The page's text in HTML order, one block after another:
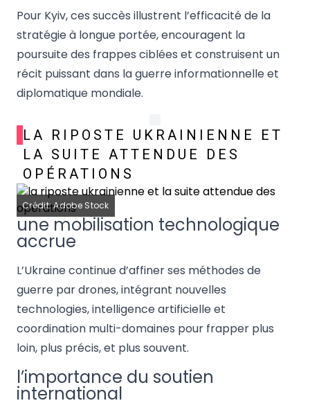
Pour Kyiv, ces succès illustrent l’efficacité de la
stratégie à longue portée, encouragent la
poursuite des frappes ciblées et construisent un
récit puissant dans la guerre informationnelle et
diplomatique mondiale.
LA RIPOSTE UKRAINIENNE ET
LA SUITE ATTENDUE DES
OPÉRATIONS
Crédit: Adobe Stock
une mobilisation technologique
accrue
L’Ukraine continue d’affiner ses méthodes de
guerre par drones, intégrant nouvelles
technologies, intelligence artificielle et
coordination multi-domaines pour frapper plus
loin, plus précis, et plus souvent.
l’importance du soutien
international